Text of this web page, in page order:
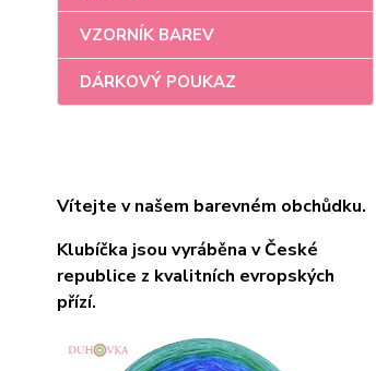
VZORNÍK BAREV
DÁRKOVÝ POUKAZ
Vítejte v našem barevném obchůdku.
Klubíčka jsou vyráběna v České
republice z kvalitních evropských
přízí.